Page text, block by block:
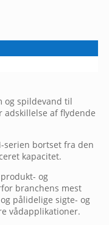
og spildevand til
af flydende
serien bortset fra den
kapacitet.
og
branchens mest
pålidelige sigte- og
vådapplikationer.